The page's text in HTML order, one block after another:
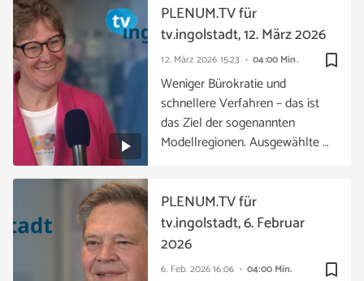
bookmark_border
12. März 2026 15:23 04:00 Min.
PLENUM.TV für
tv.ingolstadt, 12. März 2026
Weniger Bürokratie und
schnellere Verfahren – das ist
das Ziel der sogenannten
Modellregionen. Ausgewählte …
bookmark_border
6. Feb. 202616:06 04:00 Min.
PLENUM.TV für
tv.ingolstadt, 6. Februar
2026